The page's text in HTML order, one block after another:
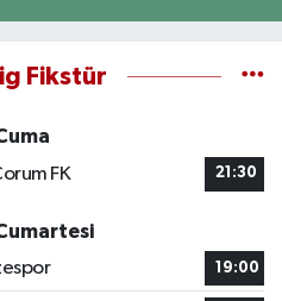
Fikstür
FK
21:30
19:00